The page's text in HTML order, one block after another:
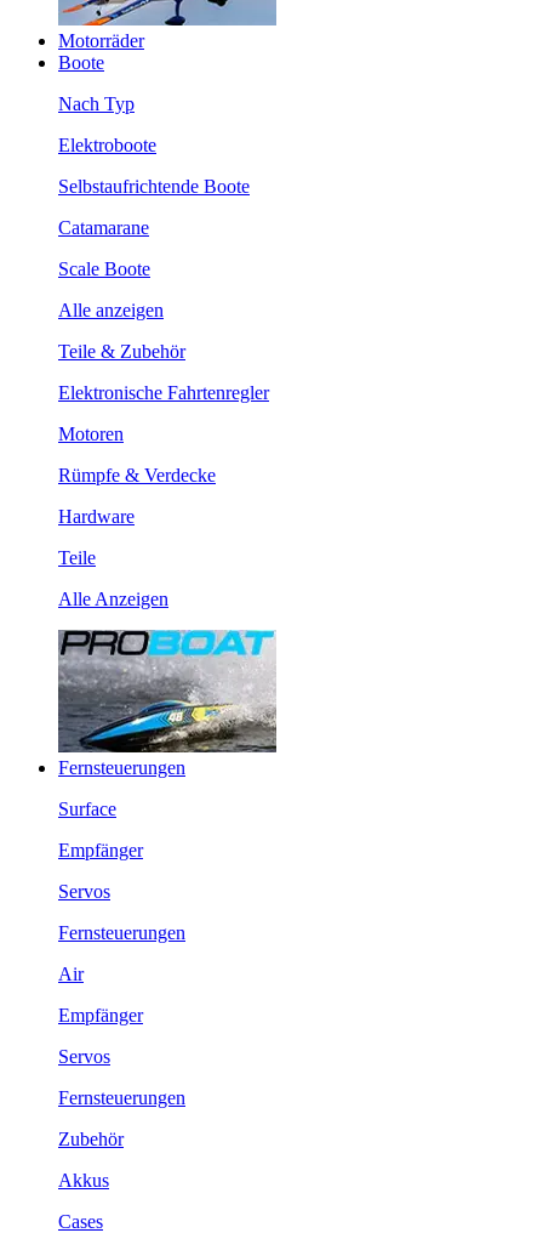
Motorräder
Boote
Nach Typ
Elektroboote
Selbstaufrichtende Boote
Catamarane
Scale Boote
Alle anzeigen
Teile & Zubehör
Elektronische Fahrtenregler
Motoren
Rümpfe & Verdecke
Hardware
Teile
Alle Anzeigen
Fernsteuerungen
Surface
Empfänger
Servos
Fernsteuerungen
Air
Empfänger
Servos
Fernsteuerungen
Zubehör
Akkus
Cases